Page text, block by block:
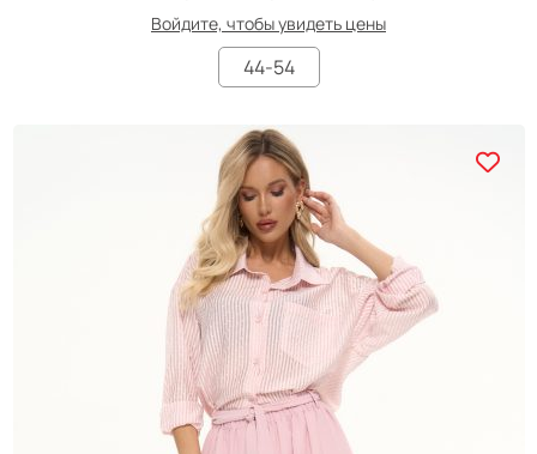
Войдите, чтобы увидеть цены
44-54